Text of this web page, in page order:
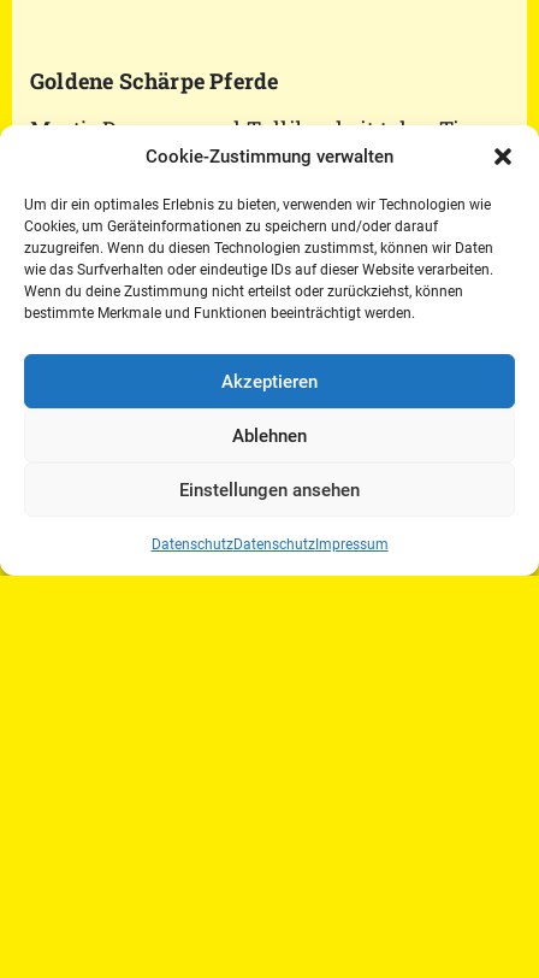
Cookie-Zustimmung verwalten
Um dir ein optimales Erlebnis zu bieten, verwenden wir Technologien wie
Cookies, um Geräteinformationen zu speichern und/oder darauf
zuzugreifen. Wenn du diesen Technologien zustimmst, können wir Daten
wie das Surfverhalten oder eindeutige IDs auf dieser Website verarbeiten.
Wenn du deine Zustimmung nicht erteilst oder zurückziehst, können
bestimmte Merkmale und Funktionen beeinträchtigt werden.
Akzeptieren
Ablehnen
Einstellungen ansehen
DatenschutzDatenschutzImpressum
Goldene Schärpe Pferde
Martje Drewenz und Tullibards it takes Time